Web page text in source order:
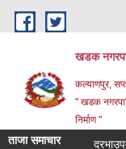
Skip to main content
खडक
कल्याणपुर,
" खडक
निर्माण "
ताजा समाचार